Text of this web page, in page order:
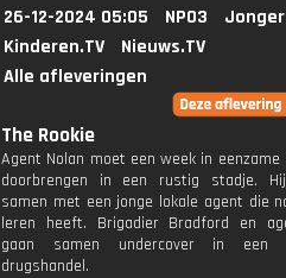
26-12-2024 05:05 NPO3
Kinderen.TV
Nieuws.TV
Alle afleveringen
The Rookie
Agent Nolan moet een week in
doorbrengen in een rustig stadje.
samen met een jonge lokale agent die
leren heeft. Brigadier Bradford en
gaan samen undercover in een
drugshandel.